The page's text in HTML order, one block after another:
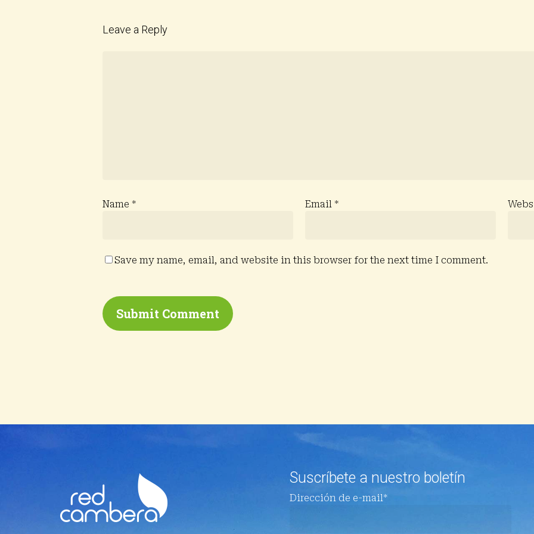
Leave a Reply
Name * Email *
Save my name, email, and website in this browser for the next time I comment.
Suscríbete a nuestro boletín
Dirección de e-mail*